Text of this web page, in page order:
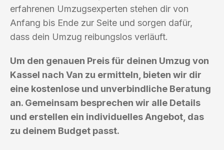
erfahrenen Umzugsexperten stehen dir von
Anfang bis Ende zur Seite und sorgen dafür,
dass dein Umzug reibungslos verläuft.
Um den genauen Preis für deinen Umzug von
Kassel nach Van zu ermitteln, bieten wir dir
eine kostenlose und unverbindliche Beratung
an. Gemeinsam besprechen wir alle Details
und erstellen ein individuelles Angebot, das
zu deinem Budget passt.